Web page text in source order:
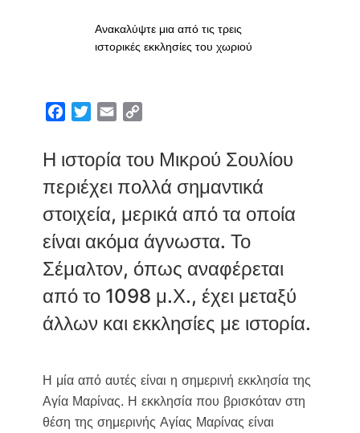
Ανακαλύψτε μια από τις τρεις
ιστορικές εκκλησίες του χωριού
e
b
o
k
t
t
e
i
l
y
L
i
n
k
Η ιστορία του Μικρού Σουλίου
περιέχει πολλά σημαντικά
στοιχεία, μερικά από τα οποία
είναι ακόμα άγνωστα. Το
Σέμαλτον, όπως αναφέρεται
από το 1098 μ.Χ., έχει μεταξύ
άλλων και εκκλησίες με ιστορία.
Η μία από αυτές είναι η σημερινή εκκλησία της
Αγία Μαρίνας. Η εκκλησία που βρισκόταν στη
θέση της σημερινής Αγίας Μαρίνας είναι